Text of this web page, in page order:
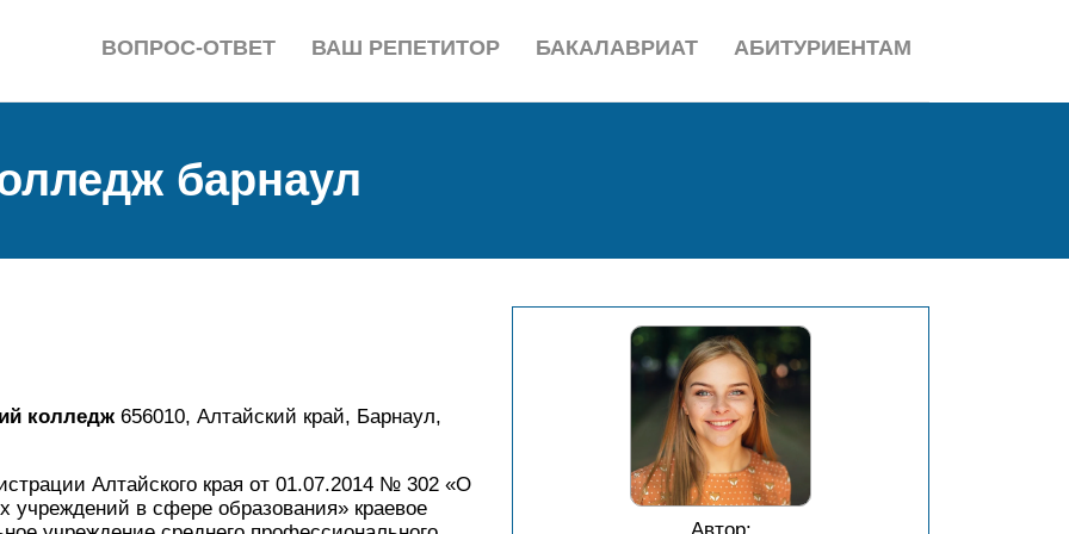
АБИТУРИЕНТАМ
БАКАЛАВРИАТ
ВАШ РЕПЕТИТОР
ВОПРОС-ОТВЕТ
барнаул
колледж 656010, Алтайский край, Барнаул,
Алтайского края от 01.07.2014 № 302 «О
учреждений в сфере образования» краевое